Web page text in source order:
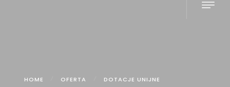
HOME OFERTA DOTACJE UNIJNE